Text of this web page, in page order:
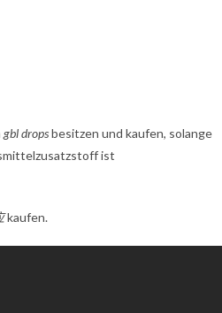
gbl dropsbesitzen und kaufen, solange
ist
kaufen.